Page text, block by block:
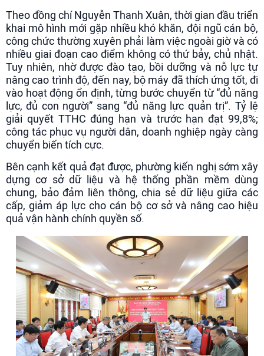
Theo đồng chí Nguyễn Thanh Xuân, thời gian đầu triển
khai mô hình mới gặp nhiều khó khăn, đội ngũ cán bộ,
công chức thường xuyên phải làm việc ngoài giờ và có
nhiều giai đoạn cao điểm không có thứ bảy, chủ nhật.
Tuy nhiên, nhờ được đào tạo, bồi dưỡng và nỗ lực tự
nâng cao trình độ, đến nay, bộ máy đã thích ứng tốt, đi
vào hoạt động ổn định, từng bước chuyển từ “đủ năng
lực, đủ con người” sang “đủ năng lực quản trị”. Tỷ lệ
giải quyết TTHC đúng hạn và trước hạn đạt 99,8%;
công tác phục vụ người dân, doanh nghiệp ngày càng
chuyển biến tích cực.
Bên cạnh kết quả đạt được, phường kiến nghị sớm xây
dựng cơ sở dữ liệu và hệ thống phần mềm dùng
chung, bảo đảm liên thông, chia sẻ dữ liệu giữa các
cấp, giảm áp lực cho cán bộ cơ sở và nâng cao hiệu
quả vận hành chính quyền số.